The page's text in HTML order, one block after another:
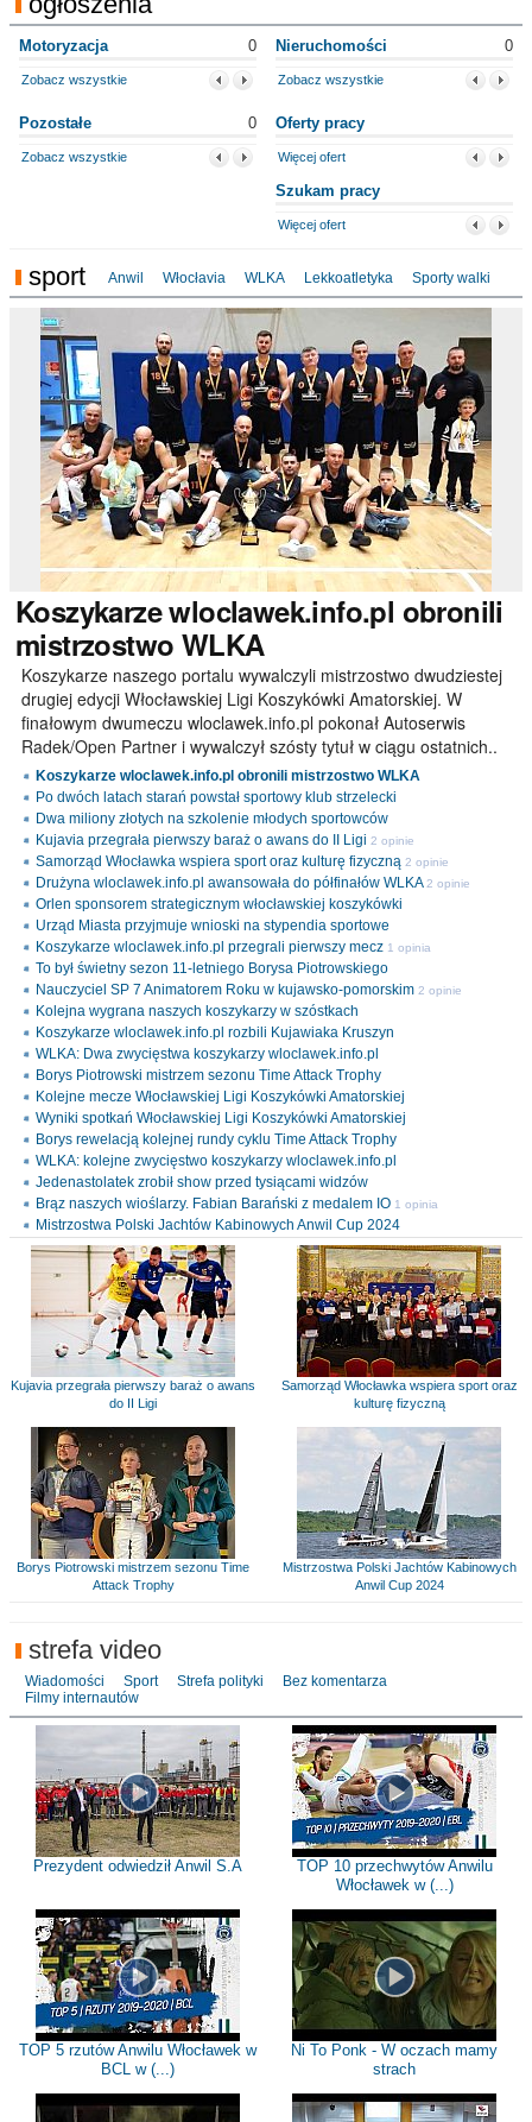
Motoryzacja 0
Zobacz wszystkie
Nieruchomości 0
Zobacz wszystkie
Pozostałe 0
Zobacz wszystkie
Oferty pracy
Więcej ofert
Szukam pracy
Więcej ofert
sport Anwil Włocłavia WLKA Lekkoatletyka Sporty walki
Koszykarzewloclawek.info.pl obronili
mistrzostwo WLKA
Koszykarze naszego portalu wywalczyli mistrzostwo dwudziestej
drugiej edycji Włocławskiej Ligi Koszykówki Amatorskiej. W
finałowym dwumeczu wloclawek.info.pl pokonał Autoserwis
Radek/Open Partner i wywalczył szósty tytuł w ciągu ostatnich..
Koszykarze wloclawek.info.pl obronili mistrzostwo WLKA
Po dwóch latach starań powstał sportowy klub strzelecki
Dwa miliony złotych na szkolenie młodych sportowców
Kujavia przegrała pierwszy baraż o awans do II Ligi 2 opinie
Samorząd Włocławka wspiera sport oraz kulturę fizyczną 2 opinie
Drużyna wloclawek.info.pl awansowała do półfinałów WLKA 2 opinie
Orlen sponsorem strategicznym włocławskiej koszykówki
Urząd Miasta przyjmuje wnioski na stypendia sportowe
Koszykarze wloclawek.info.pl przegrali pierwszy mecz 1 opinia
To był świetny sezon 11-letniego Borysa Piotrowskiego
Nauczyciel SP 7 Animatorem Roku w kujawsko-pomorskim 2 opinie
Kolejna wygrana naszych koszykarzy w szóstkach
Koszykarze wloclawek.info.pl rozbili Kujawiaka Kruszyn
WLKA: Dwa zwycięstwa koszykarzy wloclawek.info.pl
Borys Piotrowski mistrzem sezonu Time Attack Trophy
Kolejne mecze Włocławskiej Ligi Koszykówki Amatorskiej
Wyniki spotkań Włocławskiej Ligi Koszykówki Amatorskiej
Borys rewelacją kolejnej rundy cyklu Time Attack Trophy
WLKA: kolejne zwycięstwo koszykarzy wloclawek.info.pl
Jedenastolatek zrobił show przed tysiącami widzów
Brąz naszych wioślarzy. Fabian Barański z medalem IO 1 opinia
Mistrzostwa Polski Jachtów Kabinowych Anwil Cup 2024
Kujavia przegrała pierwszy baraż o awans
do II Ligi
Samorząd Włocławka wspiera sport oraz
kulturę fizyczną
Borys Piotrowski mistrzem sezonu Time
Attack Trophy
Mistrzostwa Polski Jachtów Kabinowych
Anwil Cup 2024
strefa video
Wiadomości Sport Strefa polityki
Bez komentarza
Filmy internautów
Prezydent odwiedził Anwil S.A
TOP 10 przechwytów Anwilu
Włocławek w (...)
TOP 5 rzutów Anwilu Włocławek w
BCL w (...)
Ni To Ponk - W oczach mamy
strach